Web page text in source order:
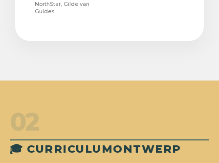
NorthStar, Gilde van
Guides
02
🎓 CURRICULUMONTWERP